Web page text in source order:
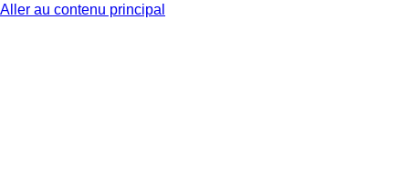
Aller au contenu principal